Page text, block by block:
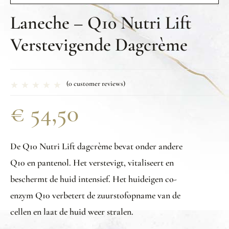
Laneche – Q10 Nutri Lift
Verstevigende Dagcrème
(0customer reviews)
€ 54,50
De Q10 Nutri Lift dagcrème bevat onder andere
Q10 en pantenol. Het verstevigt, vitaliseert en
beschermt de huid intensief. Het huideigen co-
enzym Q10 verbetert de zuurstofopname van de
cellen en laat de huid weer stralen.